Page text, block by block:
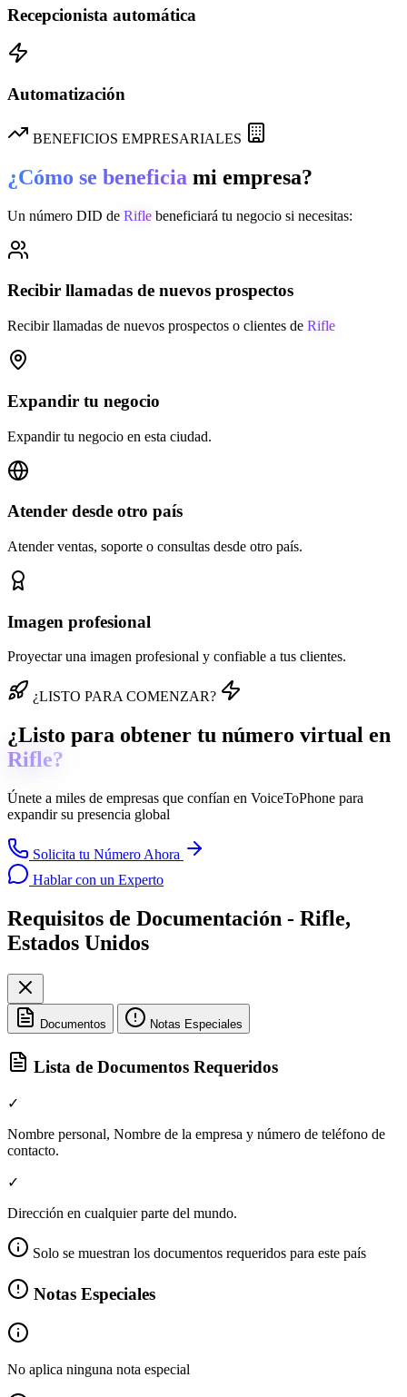
Recepcionista automática
Automatización
BENEFICIOS EMPRESARIALES
¿Cómo se beneficia mi empresa?
Un número DID de Rifle beneficiará tu negocio si necesitas:
Recibir llamadas de nuevos prospectos
Recibir llamadas de nuevos prospectos o clientes de Rifle
Expandir tu negocio
Expandir tu negocio en esta ciudad.
Atender desde otro país
Atender ventas, soporte o consultas desde otro país.
Imagen profesional
Proyectar una imagen profesional y confiable a tus clientes.
¿LISTO PARA COMENZAR?
¿Listo para obtener tu número virtual en
Rifle?
Únete a miles de empresas que confían en VoiceToPhone para
expandir su presencia global
Solicita tu Número Ahora
Hablar con un Experto
Requisitos de Documentación - Rifle,
Estados Unidos
Documentos Notas Especiales
Lista de Documentos Requeridos
✓
Nombre personal, Nombre de la empresa y número de teléfono de
contacto.
✓
Dirección en cualquier parte del mundo.
Solo se muestran los documentos requeridos para este país
Notas Especiales
No aplica ninguna nota especial